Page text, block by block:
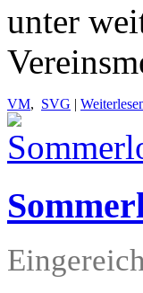
unter
VM, SVG |